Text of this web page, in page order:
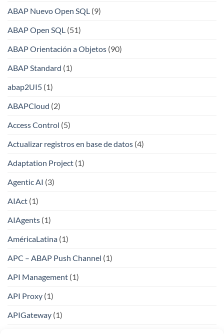
ABAP Nuevo Open SQL (9)
ABAP Open SQL (51)
ABAP Orientación a Objetos (90)
ABAP Standard (1)
abap2UI5 (1)
ABAPCloud (2)
Access Control (5)
Actualizar registros en base de datos (4)
Adaptation Project (1)
Agentic AI (3)
AIAct (1)
AIAgents (1)
AméricaLatina (1)
APC – ABAP Push Channel (1)
API Management (1)
API Proxy (1)
APIGateway (1)